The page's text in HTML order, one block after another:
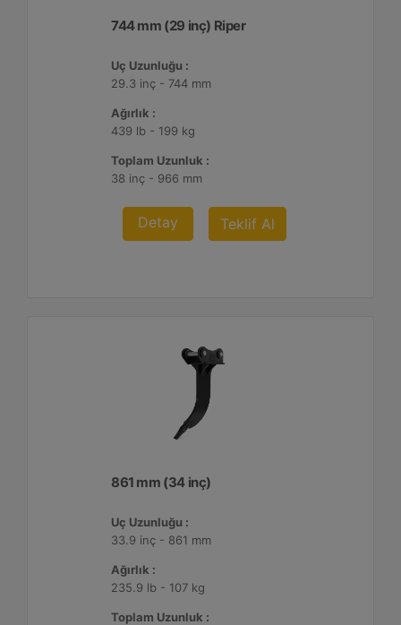
744 mm (29 inç) Riper
Uç Uzunluğu :
29.3 inç - 744 mm
Ağırlık :
439 lb - 199 kg
Toplam Uzunluk :
38 inç - 966 mm
Detay Teklif Al
861 mm (34 inç)
Uç Uzunluğu :
33.9 inç - 861 mm
Ağırlık :
235.9 lb - 107 kg
Toplam Uzunluk :